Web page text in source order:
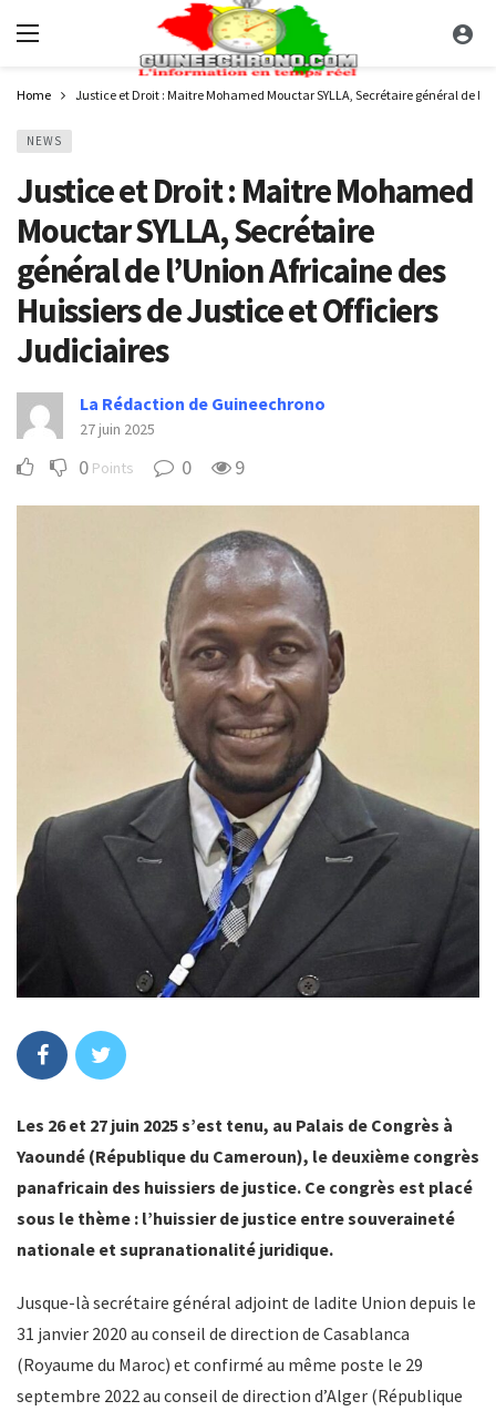
Home Justice et Droit : Maitre Mohamed Mouctar SYLLA, Secrétaire général de
NEWS
Justice et Droit : Maitre Mohamed
Mouctar SYLLA, Secrétaire
général de l’Union Africaine des
Huissiers de Justice et Officiers
Judiciaires
La Rédaction de Guineechrono
27 juin 2025
0 Points 0 9
Les 26 et 27 juin 2025 s’est tenu, au Palais de Congrès à
Yaoundé (République du Cameroun), le deuxième congrès
panafricain des huissiers de justice. Ce congrès est placé
sous le thème : l’huissier de justice entre souveraineté
nationale et supranationalité juridique.
Jusque-là secrétaire général adjoint de ladite Union depuis le
31 janvier 2020 au conseil de direction de Casablanca
(Royaume du Maroc) et confirmé au même poste le 29
septembre 2022 au conseil de direction d’Alger (République